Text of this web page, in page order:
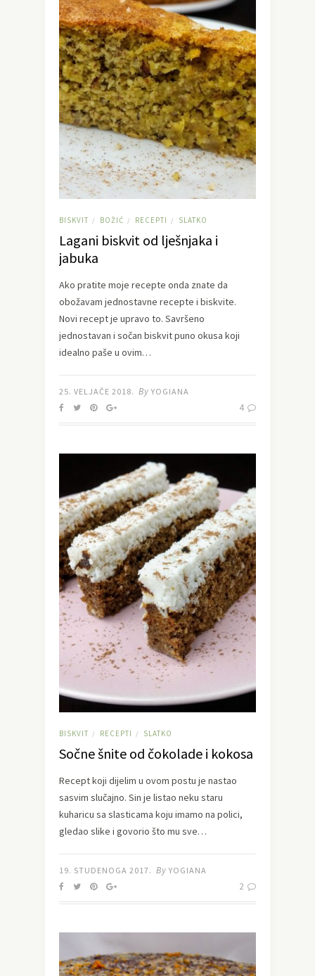
BISKVIT / BOŽIĆ / RECEPTI / SLATKO
Lagani biskvit od lješnjaka i
jabuka
Ako pratite moje recepte onda znate da
obožavam jednostavne recepte i biskvite.
Novi recept je upravo to. Savršeno
jednostavan i sočan biskvit puno okusa koji
idealno paše u ovim…
25. VELJAČE 2018. By YOGIANA
4
BISKVIT / RECEPTI / SLATKO
Sočne šnite od čokolade i kokosa
Recept koji dijelim u ovom postu je nastao
sasvim slučajno. Sin je listao neku staru
kuharicu sa slasticama koju imamo na polici,
gledao slike i govorio što mu sve…
19. STUDENOGA 2017. By YOGIANA
2